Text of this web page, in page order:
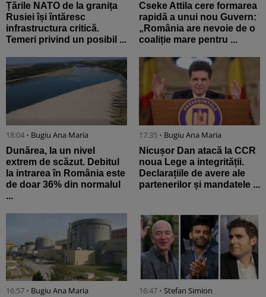
Țările NATO de la granița
Rusiei își întăresc
infrastructura critică.
Temeri privind un posibil ...
Cseke Attila cere formarea
rapidă a unui nou Guvern:
„România are nevoie de o
coaliție mare pentru ...
18:04 • Bugiu ⁠Ana Maria
Dunărea, la un nivel
extrem de scăzut. Debitul
la intrarea în România este
de doar 36% din normalul
...
17:35 • Bugiu ⁠Ana Maria
Nicușor Dan atacă la CCR
noua Lege a integrității.
Declarațiile de avere ale
partenerilor și mandatele ...
16:57 • Bugiu ⁠Ana Maria 16:47 • Stefan Simion